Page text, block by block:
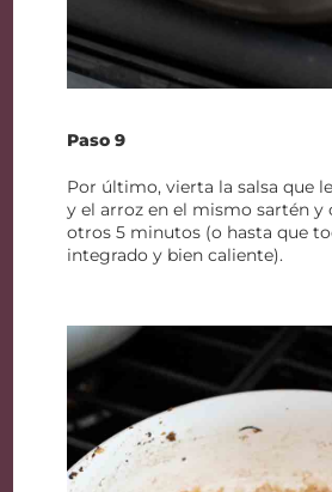
Paso 9
Por último, vierta la salsa que
y el arroz en el mismo sartén y
otros 5 minutos (o hasta que
integrado y bien caliente).